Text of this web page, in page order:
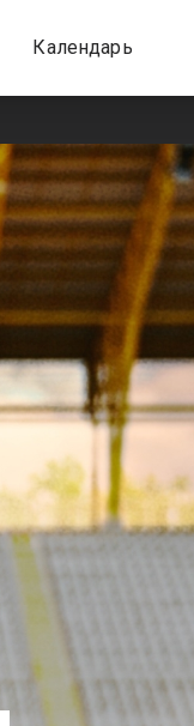
Календарь